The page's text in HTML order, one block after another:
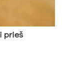
prieš